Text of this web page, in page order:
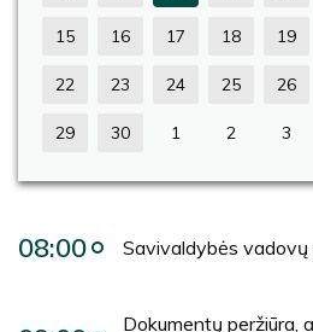
15 16 17 18 19
22 23 24 25 26
29 30 1 2 3
08:00 Savivaldybės vadovų
Dokumentų peržiūra,